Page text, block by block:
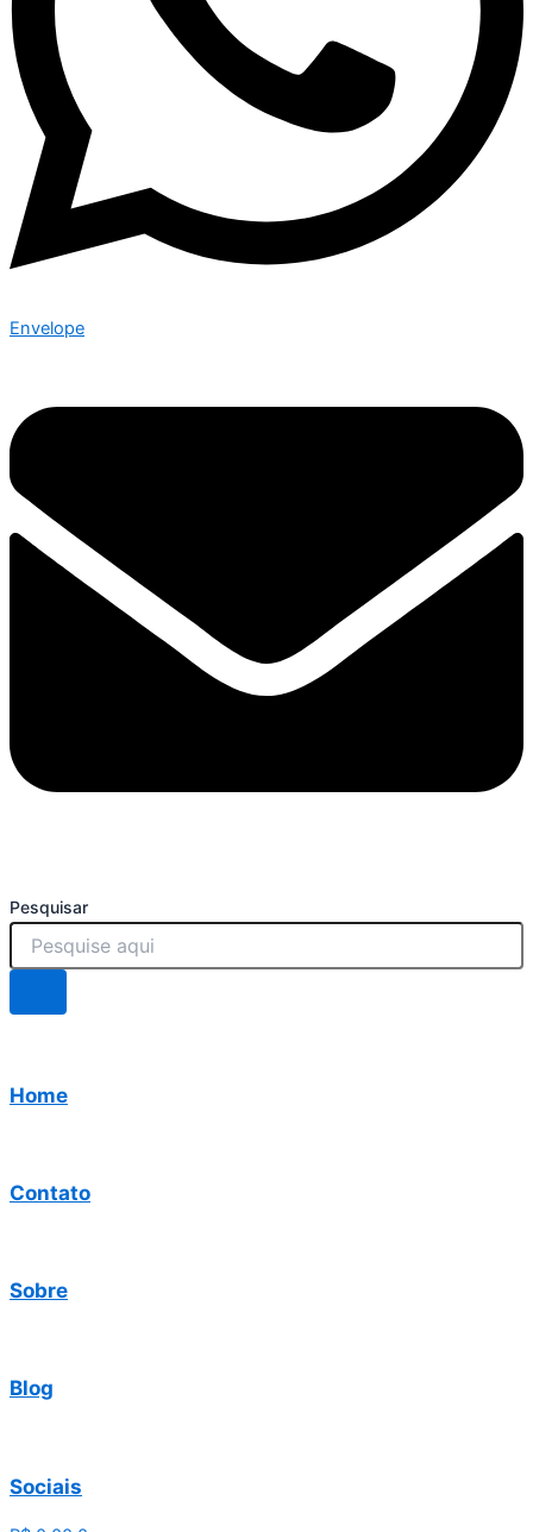
Envelope
Pesquisar
Home
Contato
Sobre
Blog
Sociais